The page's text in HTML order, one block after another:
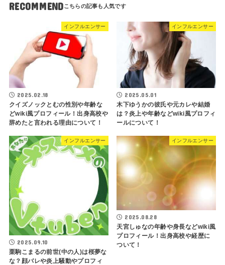
RECOMMEND
インフルエンサー
2025.02.18
クイズノックとむの性別や年齢な
どwiki風プロフィール！出身高校や
辞めたと言われる理由について！
インフルエンサー
2025.05.01
木下ゆうかの彼氏や元カレや結婚
は？炎上や年齢などwiki風プロフィ
ールについて！
インフルエンサー
2025.09.10
栗駒こまるの前世(中の人)は桜夢な
な？顔バレや炎上騒動やプロフィ
インフルエンサー
2025.08.28
天宮しゅなの年齢や身長などwiki風
プロフィール！出身高校や経歴に
ついて！